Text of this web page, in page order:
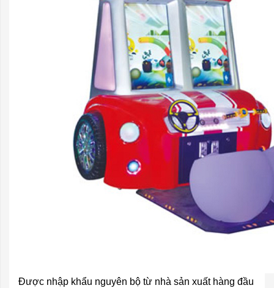
Được nhập khẩu nguyên bộ từ nhà sản xuất hàng đầu